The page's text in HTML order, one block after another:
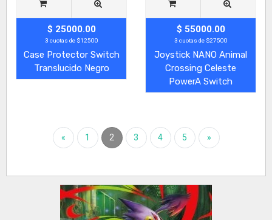
$ 25000.00
3 cuotas de $12500
Case Protector Switch
Translucido Negro
$ 55000.00
3 cuotas de $27500
Joystick NANO Animal
Crossing Celeste
PowerA Switch
« 1 2 3 4 5 »